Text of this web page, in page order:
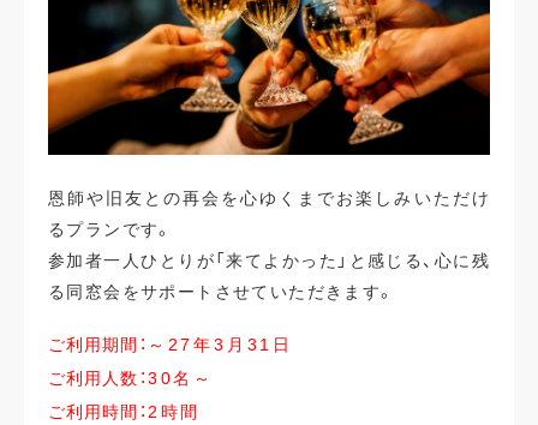
恩師や旧友との再会を心ゆくまでお楽しみいただけ
るプランです。
参加者一人ひとりが「来てよかった」と感じる、心に残
る同窓会をサポートさせていただきます。
ご利用期間： ～27年3月31日
ご利用人数：30名～
ご利用時間：2時間